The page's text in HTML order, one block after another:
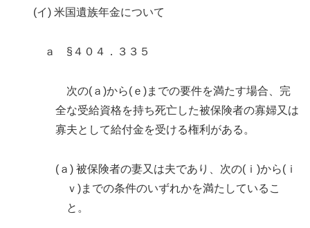
(イ) 米国遺族年金について
ａ §４０４．３３５
次の(ａ)から(ｅ)までの要件を満たす場合、完
全な受給資格を持ち死亡した被保険者の寡婦又は
寡夫として給付金を受ける権利がある。
(ａ) 被保険者の妻又は夫であり、次の(ｉ)から(ｉ
ｖ)までの条件のいずれかを満たしているこ
と。